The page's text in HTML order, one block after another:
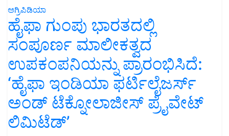
ಅಗ್ರಿಪಿಡಿಯಾ
ಹೈಫಾ ಗುಂಪು ಭಾರತದಲ್ಲಿ
ಸಂಪೂರ್ಣ ಮಾಲೀಕತ್ವದ
ಉಪಕಂಪನಿಯನ್ನು ಪ್ರಾರಂಭಿಸಿದೆ:
‘ಹೈಫಾ ಇಂಡಿಯಾ ಫರ್ಟಿಲೈಜರ್ಸ್
ಅಂಡ್ ಟೆಕ್ನೋಲಾಜೀಸ್ ಪ್ರೈವೇಟ್
ಲಿಮಿಟೆಡ್’